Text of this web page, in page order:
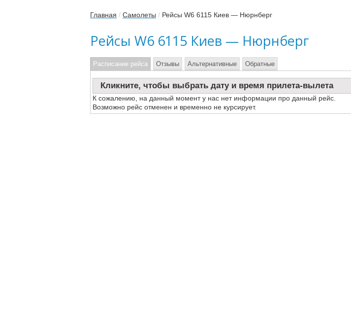
Главная / Самолеты / Рейсы W6 6115 Киев — Нюрнберг
Рейсы W6 6115 Киев — Нюрнберг
Расписание рейса
Кликните, чтобы выбрать дату и время прилета-вылета
К сожалению, на данный момент у нас нет информации про данный рейс.
Возможно рейс отменен и временно не курсирует.
Отзывы Альтернативные Обратные